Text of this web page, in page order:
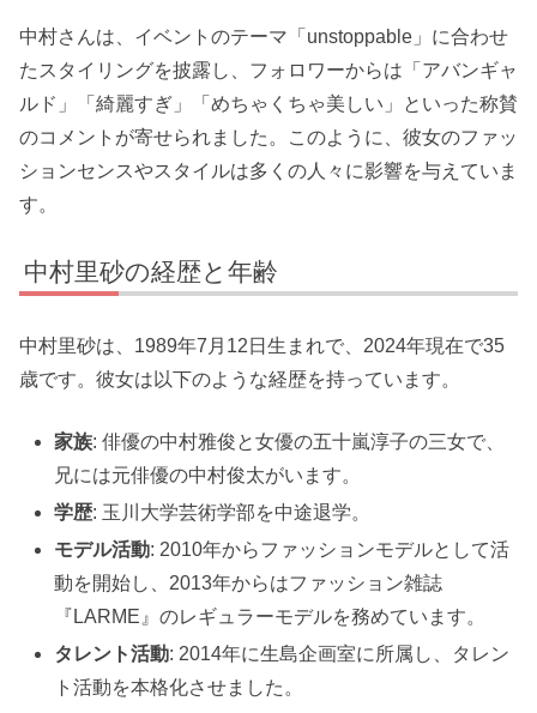
中村さんは、イベントのテーマ「unstoppable」に合わせ
たスタイリングを披露し、フォロワーからは「アバンギャ
ルド」「綺麗すぎ」「めちゃくちゃ美しい」といった称賛
のコメントが寄せられました。このように、彼女のファッ
ションセンスやスタイルは多くの人々に影響を与えていま
す。
中村里砂の経歴と年齢
中村里砂は、1989年7月12日生まれで、2024年現在で35
歳です。彼女は以下のような経歴を持っています。
家族: 俳優の中村雅俊と女優の五十嵐淳子の三女で、
兄には元俳優の中村俊太がいます。
学歴: 玉川大学芸術学部を中途退学。
モデル活動: 2010年からファッションモデルとして活
動を開始し、2013年からはファッション雑誌
『LARME』のレギュラーモデルを務めています。
タレント活動: 2014年に生島企画室に所属し、タレン
ト活動を本格化させました。